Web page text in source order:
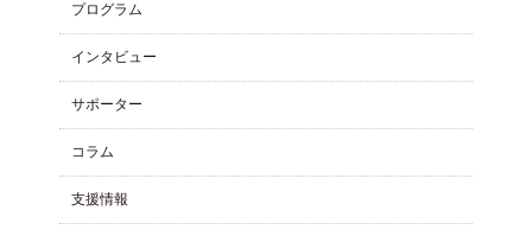
プログラム
インタビュー
サポーター
コラム
⽀援情報